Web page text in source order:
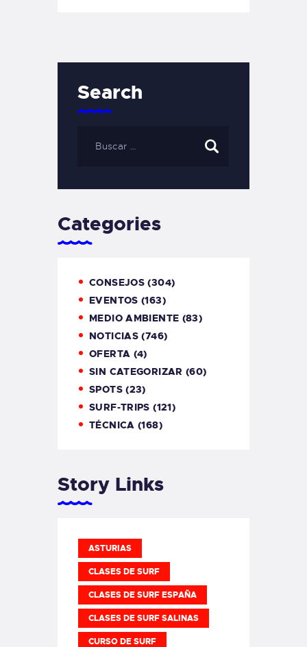
Search
Categories
CONSEJOS (304)
EVENTOS (163)
MEDIO AMBIENTE (83)
NOTICIAS (746)
OFERTA (4)
SIN CATEGORIZAR (60)
SPOTS(23)
SURF-TRIPS (121)
TÉCNICA (168)
Story Links
ASTURIAS
CLASES DE SURF
CLASES DE SURF ESPAÑA
CLASES DE SURF SALINAS
CURSO DE SURF